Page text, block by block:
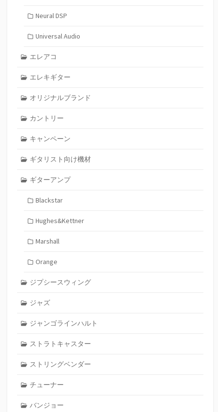
Neural DSP
Universal Audio
エレアコ
エレキギター
オリジナルブランド
カントリー
キャンペーン
ギタリスト向け機材
ギターアンプ
Blackstar
Hughes&Kettner
Marshall
Orange
ジプシースウィング
ジャズ
ジャンゴラインハルト
ストラトキャスター
ストリングベンダー
チューナー
バンジョー